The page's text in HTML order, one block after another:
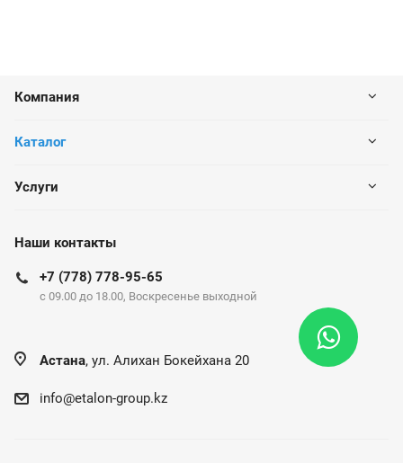
Компания
Каталог
Услуги
Наши контакты
+7 (778) 778-95-65
c 09.00 до 18.00, Воскресенье выходной
Астана, ул. Алихан Бокейхана 20
info@etalon-group.kz